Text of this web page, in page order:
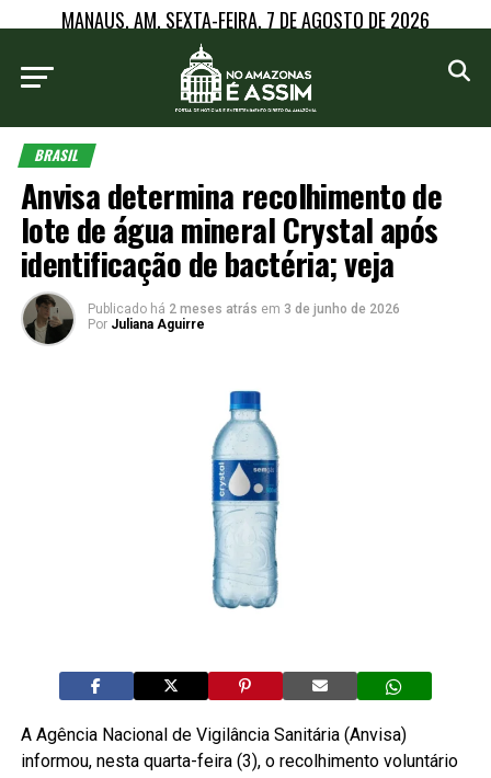
MANAUS, AM, SEXTA-FEIRA, 7 DE AGOSTO DE 2026
BRASIL
Anvisa determina recolhimento de
lote de água mineral Crystal após
identificação de bactéria; veja
Publicado há 2 meses atrás em 3 de junho de 2026
Por Juliana Aguirre
A Agência Nacional de Vigilância Sanitária (Anvisa)
informou, nesta quarta-feira (3), o recolhimento voluntário